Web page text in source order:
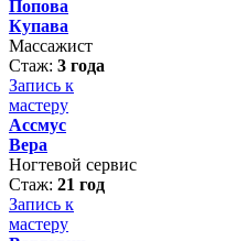
Попова
Купава
Массажист
Стаж: 3 года
Запись к
мастеру
Ассмус
Вера
Ногтевой сервис
Стаж: 21 год
Запись к
мастеру